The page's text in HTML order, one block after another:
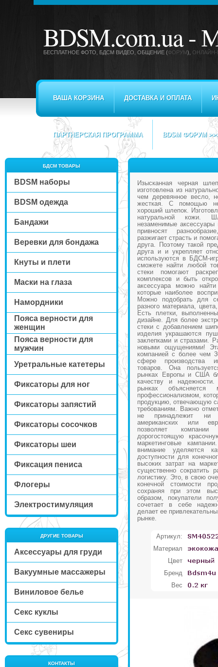
BDSM.com.ua -
БЕСПЛАТНОЕ ФОТО, БДСМ ВИДЕО , ОБЩЕНИЕ (ФОРУМ), ОНЛАЙН-
ВАША КОРЗИНА ДОСТАВКА И ОПЛАТА
ПАРТНЕРСКАЯ ПРОГРАММА BDSM ФОРУМ
БДСМ ТОВАРЫ
BDSM наборы
BDSM одежда
Бандажи
Веревки для бондажа
Кнуты и плети
Маски на глаза
Намордники
Пояса верности для
женщин
Пояса верности для
мужчин
Уретральные катетеры
Фиксаторы для ног
Фиксаторы запястий
Фиксаторы сосочков
Фиксаторы шеи
Фиксация пениса
Флогеры
Электростимуляция
ДРУГИЕ ТОВАРЫ
Аксессуары для груди
Вакуумные массажеры
Виниловое белье
Секс куклы
Секс сувениры
КОНТАКТЫ
Изысканная черная
изготовлена из
чем деревянное весло,
жесткая. С помощью
хороший шлепок.
натуральной кожи.
незаменимые
привносят
разжигает страсть и
друга. Поэтому такой
друга и и укрепляет
используются в БДСМ-
сможете найти любой
стеки помогают
комплексов и быть
аксессуара можно
которые наиболее
Можно подобрать для
разного материала,
Есть плетки,
дизайне. Для более
стеки с добавлением
изделия украшаются
заклепками и стразами.
новыми ощущениями!
компанией с более чем
сфере производства
товаров. Она
рынках Европы и США
качеству и
рынках объясняется
профессионализмом,
продукцию, отвечающую
требованиям. Важно
не принадлежит ни
американских или
позволяет
дорогостоящую
маркетинговые
внимание уделяется
доступности для
высоких затрат на
существенно сократить
логистику. Это, в свою
конечной стоимости
сохраняя при этом
образом, покупатели
сочетает в себе
делает ее
рынке.
Артикул:
Материал
Цвет
Бренд
Вес